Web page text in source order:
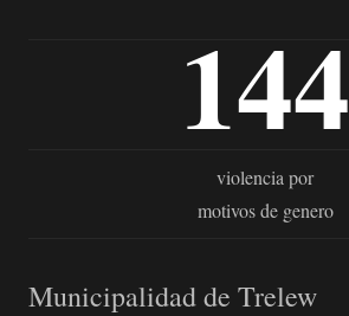
144
violencia por
motivos de genero
Municipalidad de Trelew